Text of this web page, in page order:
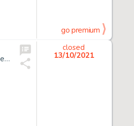
go premium
*Enki Bilal Né En 1951 La Trilogie Nikopol - Tome 3 Froid Équateur Encre de Chine, Gouache Et Crayon Pour La Planche 11 de...
closed
13/10/2021